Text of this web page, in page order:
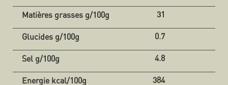
31
0.7
4.8
384